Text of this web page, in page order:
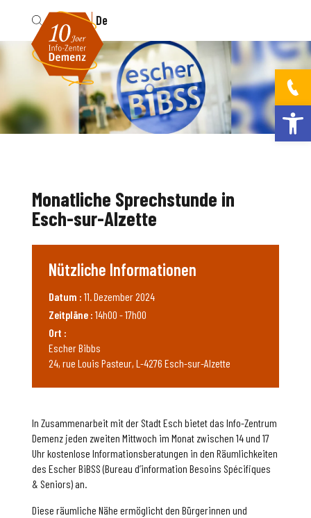
Fr De
In Zusammenarbeit mit der Stadt Esch bietet das Info-Zentrum
Demenz jeden zweiten Mittwoch im Monat zwischen 14 und 17
Uhr kostenlose Informationsberatungen in den Räumlichkeiten
des Escher BiBSS (Bureau d’information Besoins Spécifiques
& Seniors) an.
Diese räumliche Nähe ermöglicht den Bürgerinnen und
Monatliche Sprechstunde in
Esch-sur-Alzette
Nützliche Informationen
Datum : 11. Dezember 2024
Zeitpläne : 14h00 - 17h00
Ort :
Escher Bibbs
24, rue Louis Pasteur, L-4276 Esch-sur-Alzette